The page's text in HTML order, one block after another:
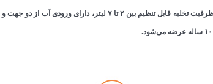
فلاش تانک ایران مدل اولترا اسلیم سفید با لوله توکار ، با ضخامت